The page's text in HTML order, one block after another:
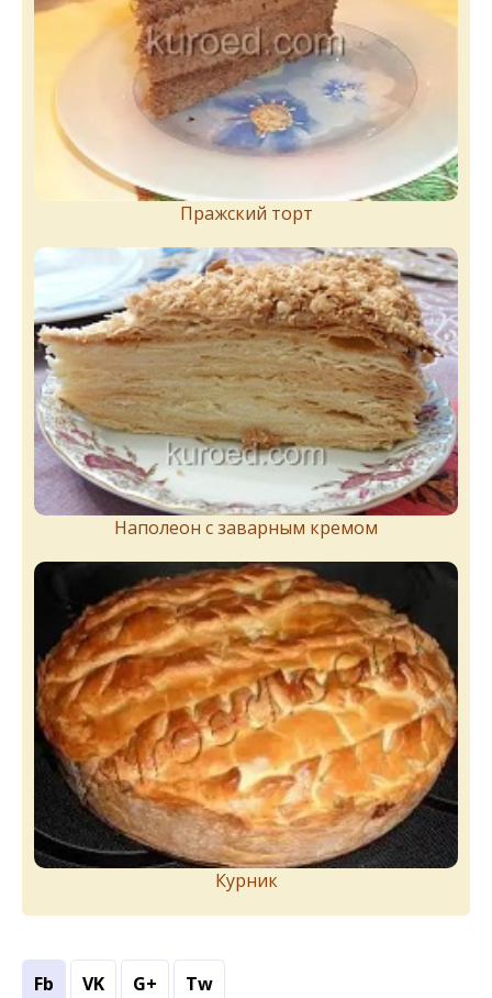
Пражский торт
Наполеон с заварным кремом
Курник
Fb VK G+ Tw